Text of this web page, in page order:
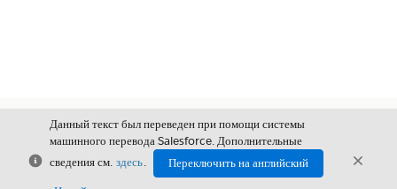
Закрыть
Данный текст был переведен при помощи системы
машинного перевода Salesforce. Дополнительные
сведения см. здесь.
Переключить на английский